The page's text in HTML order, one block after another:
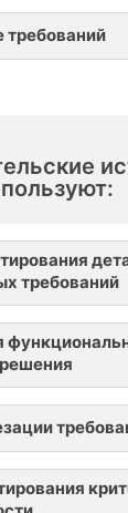
требований
требований